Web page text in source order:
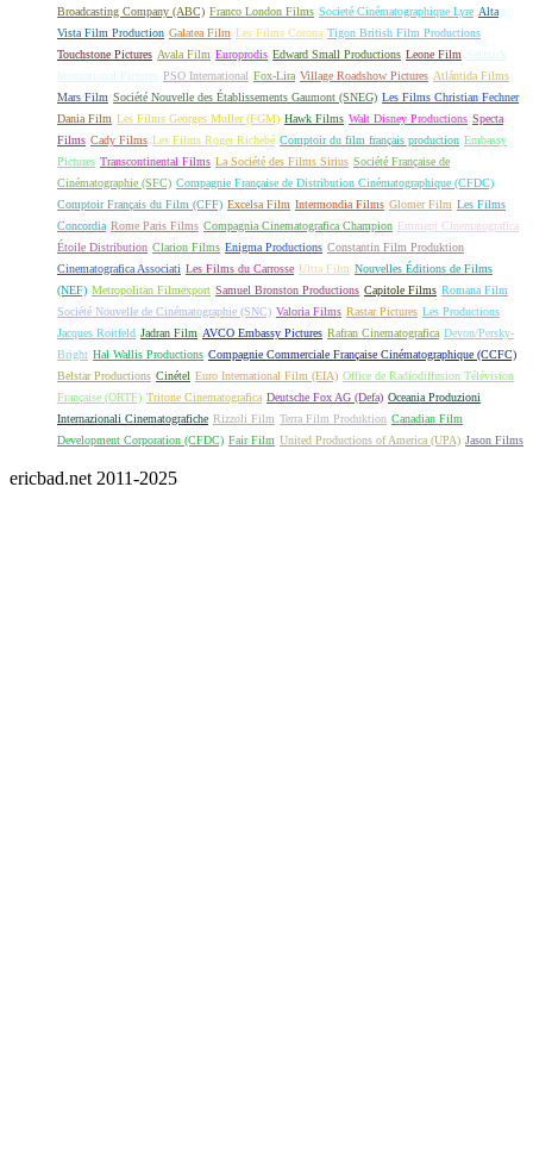
Broadcasting Company (ABC) Franco London Films Societé Cinématographique Lyre Alta
Vista Film Production Galatea Film Les Films Corona Tigon British Film Productions
Touchstone Pictures Avala Film Europrodis Edward Small Productions Leone Film Selznick
International Pictures PSO International Fox-Lira Village Roadshow Pictures Atlántida Films
Mars Film Société Nouvelle des Établissements Gaumont (SNEG) Les Films Christian Fechner
Dania Film Les Films Georges Muller (FGM) Hawk Films Walt Disney Productions Specta
Films Cady Films Les Films Roger Richebé Comptoir du film français production Embassy
Pictures Transcontinental Films La Société des Films Sirius Société Française de
Cinématographie (SFC) Compagnie Française de Distribution Cinématographique (CFDC)
Comptoir Français du Film (CFF) Excelsa Film Intermondia Films Glomer Film Les Films
Concordia Rome Paris Films Compagnia Cinematografica Champion Emmepi Cinematografica
Étoile Distribution Clarion Films Enigma Productions Constantin Film Produktion
Cinematografica Associati Les Films du Carrosse Ultra Film Nouvelles Éditions de Films
(NEF) Metropolitan Filmexport Samuel Bronston Productions Capitole Films Romana Film
Société Nouvelle de Cinématographie (SNC) Valoria Films Rastar Pictures Les Productions
Jacques Roitfeld Jadran Film AVCO Embassy Pictures Rafran Cinematografica Devon/Persky-
Bright Hal Wallis Productions Compagnie Commerciale Française Cinématographique (CCFC)
Belstar Productions Cinétel Euro International Film (EIA) Office de Radiodiffusion Télévision
Française (ORTF) Tritone Cinematografica Deutsche Fox AG (Defa) Oceania Produzioni
Internazionali Cinematografiche Rizzoli Film Terra Film Produktion Canadian Film
Development Corporation (CFDC) Fair Film United Productions of America (UPA) Jason Films
ericbad.net 2011-2025